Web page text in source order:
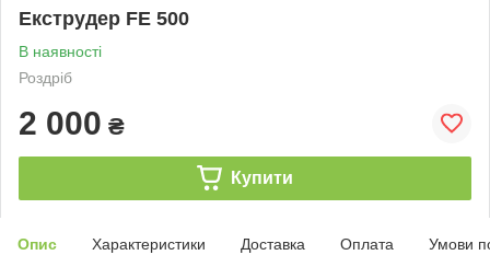
Екструдер FE 500
В наявності
Роздріб
2 000 ₴
Купити
Опис Характеристики Доставка Оплата Умови